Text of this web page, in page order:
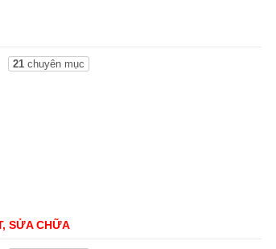
21chuyên mục
SỬA CHỮA